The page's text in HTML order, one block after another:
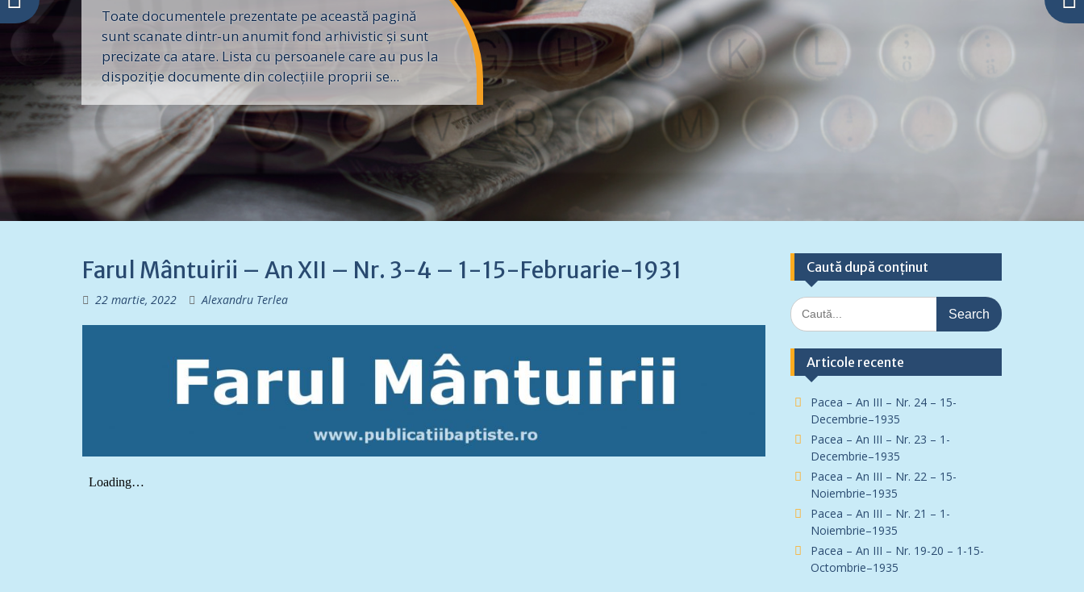
Toate documentele prezentate pe această pagină
sunt scanate dintr-un anumit fond arhivistic și sunt
precizate ca atare. Lista cu persoanele care au pus la
dispoziție documente din colecțiile proprii se...
Farul Mântuirii – An XII – Nr. 3-4 – 1-15-Februarie-1931
22 martie, 2022 Alexandru Terlea
Caută după conținut
Search
for:
Articole recente
Pacea – An III – Nr. 24 – 15-
Decembrie–1935
Pacea – An III – Nr. 23 – 1-
Decembrie–1935
Pacea – An III – Nr. 22 – 15-
Noiembrie–1935
Pacea – An III – Nr. 21 – 1-
Noiembrie–1935
Pacea – An III – Nr. 19-20 – 1-15-
Octombrie–1935